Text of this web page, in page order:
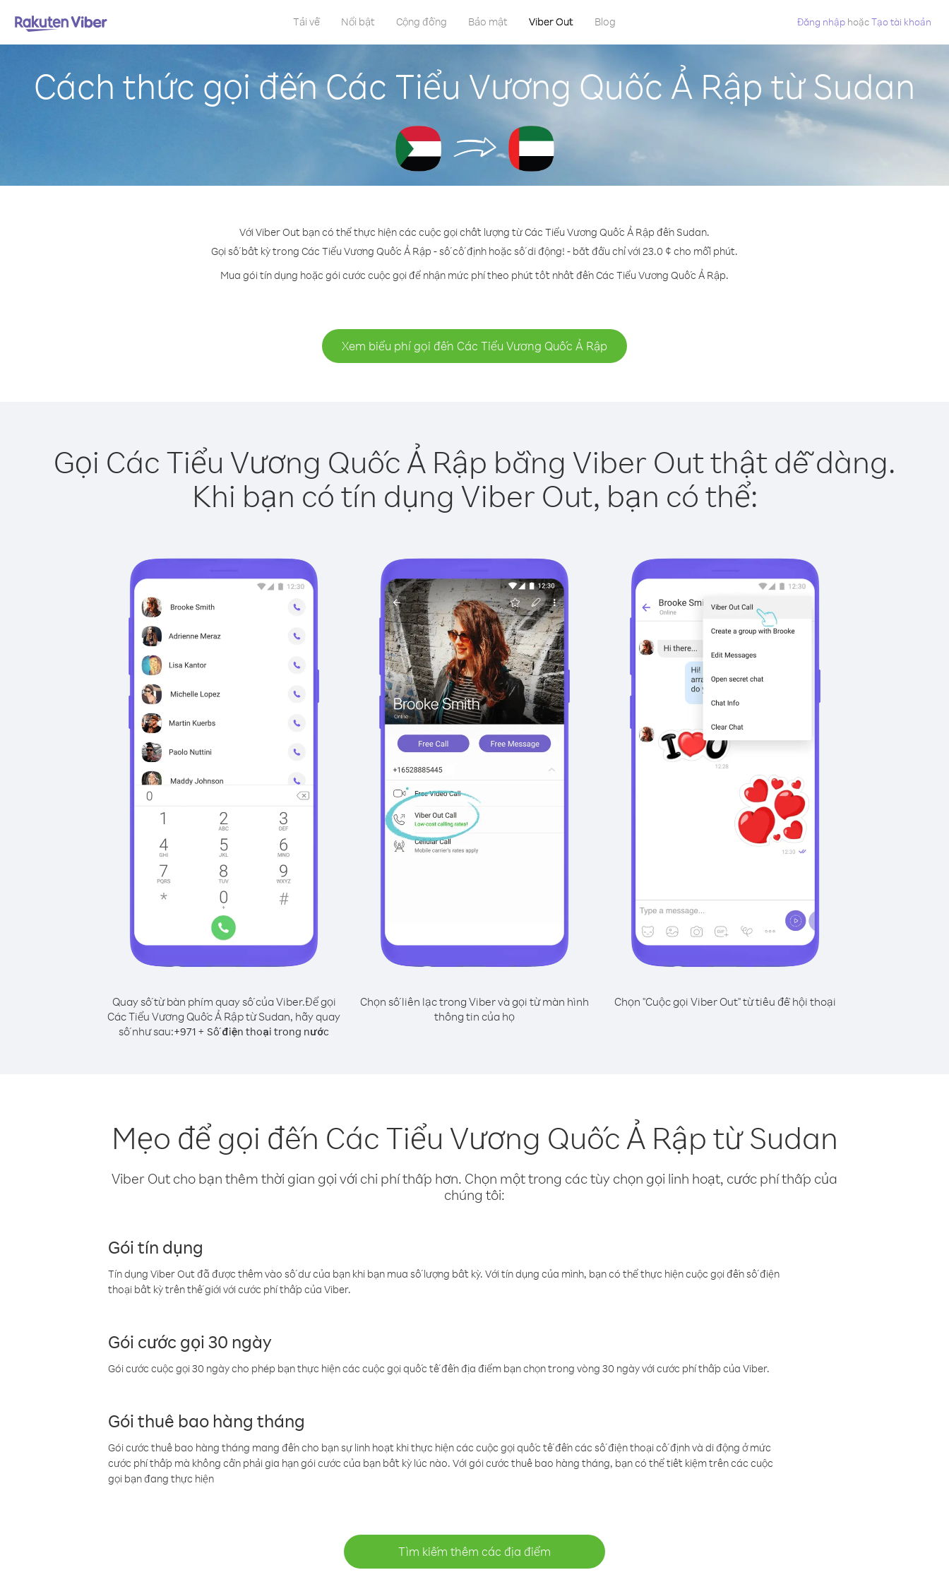
Tải về Nổi bật Cộng đồng Bảo mật Viber Out Blog Đăng nhập hoặcTạo tài khoản
Cách thức gọi đến Các Tiểu Vương Quốc Ả Rập từ Sudan
Với Viber Out bạn có thể thực hiện các cuộc gọi chất lượng từ Các Tiểu Vương Quốc Ả Rập đến Sudan.
Gọi số bất kỳ trong Các Tiểu Vương Quốc Ả Rập - số cố định hoặc số di động! - bắt đầu chỉ với 23.0 ¢ cho mỗi phút.
Mua gói tín dụng hoặc gói cước cuộc gọi để nhận mức phí theo phút tốt nhất đến Các Tiểu Vương Quốc Ả Rập.
Xem biểu phí gọi đến Các Tiểu Vương Quốc Ả Rập
Gọi Các Tiểu Vương Quốc Ả Rập bằng Viber Out thật dễ dàng.
Khi bạn có tín dụng Viber Out, bạn có thể:
Quay số từ bàn phím quay số của Viber.Để gọi
Các Tiểu Vương Quốc Ả Rập từ Sudan, hãy quay
số như sau:+971 + Số điện thoại trong nước
Chọn số liên lạc trong Viber và gọi từ màn hình
thông tin của họ
Chọn "Cuộc gọi Viber Out" từ tiêu đề hội thoại
Mẹo để gọi đến Các Tiểu Vương Quốc Ả Rập từ Sudan
Viber Out cho bạn thêm thời gian gọi với chi phí thấp hơn. Chọn một trong các tùy chọn gọi linh hoạt, cước phí thấp của
chúng tôi:
Gói tín dụng
Tín dụng Viber Out đã được thêm vào số dư của bạn khi bạn mua số lượng bất kỳ. Với tín dụng của mình, bạn có thể thực hiện cuộc gọi đến số điện
thoại bất kỳ trên thế giới với cước phí thấp của Viber.
Gói cước gọi 30 ngày
Gói cước cuộc gọi 30 ngày cho phép bạn thực hiện các cuộc gọi quốc tế đến địa điểm bạn chọn trong vòng 30 ngày với cước phí thấp của Viber.
Gói thuê bao hàng tháng
Gói cước thuê bao hàng tháng mang đến cho bạn sự linh hoạt khi thực hiện các cuộc gọi quốc tế đến các số điện thoại cố định và di động ở mức
cước phí thấp mà không cần phải gia hạn gói cước của bạn bất kỳ lúc nào. Với gói cước thuê bao hàng tháng, bạn có thể tiết kiệm trên các cuộc
gọi bạn đang thực hiện
Tìm kiếm thêm các địa điểm